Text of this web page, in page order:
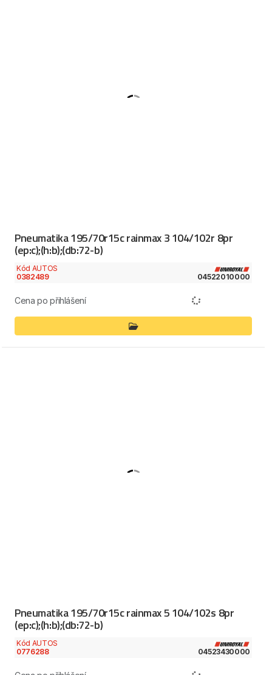
Pneumatika 195/70r15c rainmax 3 104/102r 8pr
(ep:c);(h:b);(db:72-b)
Kód AUTOS
0382489
04522010000
Cena po přihlášení
Pneumatika 195/70r15c rainmax 5 104/102s 8pr
(ep:c);(h:b);(db:72-b)
Kód AUTOS
0776288
04523430000